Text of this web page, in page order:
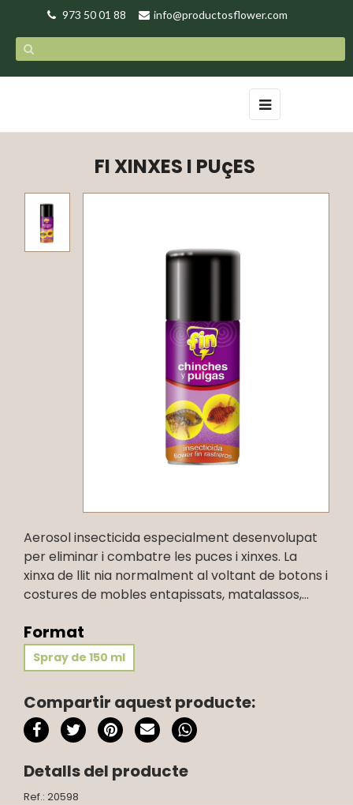
973 50 01 88 info@productosflower.com
Toggle
navigation
☰
FI XINXES I PUçES
Aerosol insecticida especialment desenvolupat
per eliminar i combatre les puces i xinxes. La
xinxa de llit nia normalment al voltant de botons i
costures de mobles entapissats, matalassos,...
Format
Spray de 150 ml
Compartir aquest producte:
Detalls del producte
Ref.: 20598